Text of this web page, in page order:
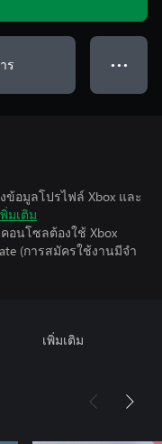
ร ● ● ●
ข้อมูลโปรไฟล์ Xbox และ
มเติม
อนโซลต้องใช้ Xbox
(การสมัครใช้งานมีจํา
เพิ่มเติม